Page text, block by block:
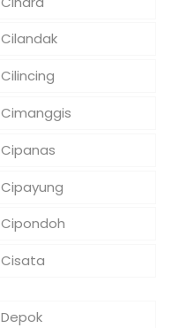
Cilandak
Cilincing
Cimanggis
Cipanas
Cipayung
Cipondoh
Cisata
Depok